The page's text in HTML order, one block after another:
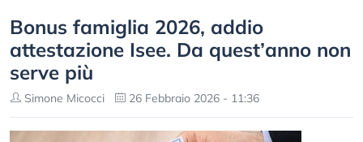
Bonus famiglia 2026, addio
attestazione Isee. Da quest’anno non
serve più
Simone Micocci 26 Febbraio 2026 - 11:36